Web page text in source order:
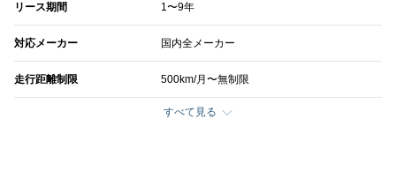
リース期間 1〜9年
対応メーカー 国内全メーカー
走行距離制限 500km/月〜無制限
すべて見る